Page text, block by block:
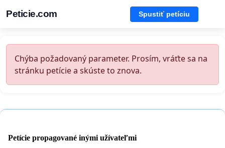
Peticie.com Spustiť petíciu
Chýba požadovaný parameter. Prosím, vráťte sa na
stránku petície a skúste to znova.
Petície propagované inými užívateľmi